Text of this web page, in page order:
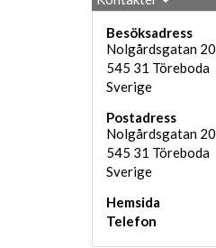
Besöksadress
Nolgårdsgatan 20
545 31 Töreboda
Sverige
Postadress
Nolgårdsgatan 20
545 31 Töreboda
Sverige
Hemsida
Telefon